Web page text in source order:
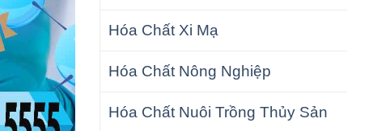
Hóa Chất Xi Mạ
Hóa Chất Nông Nghiệp
Hóa Chất Nuôi Trồng Thủy Sản